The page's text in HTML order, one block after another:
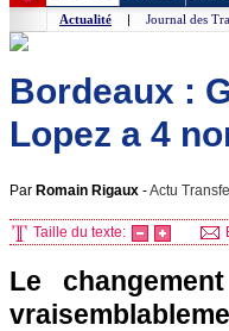
Actualité | Journal des
Bordeaux :
Lopez a 4
Par Romain Rigaux -Actu
Taille du texte:
Le